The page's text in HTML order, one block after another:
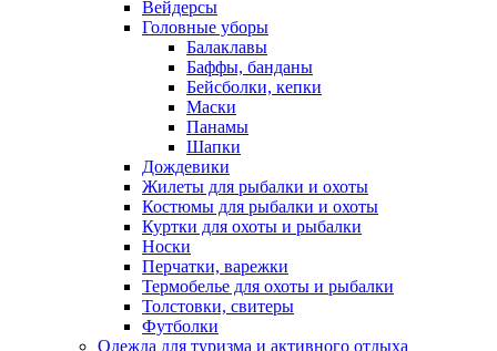
Вейдерсы
Головные уборы
Балаклавы
Баффы, банданы
Бейсболки, кепки
Маски
Панамы
Шапки
Дождевики
Жилеты для рыбалки и охоты
Костюмы для рыбалки и охоты
Куртки для охоты и рыбалки
Носки
Перчатки, варежки
Термобелье для охоты и рыбалки
Толстовки, свитеры
Футболки
Одежда для туризма и активного отдыха